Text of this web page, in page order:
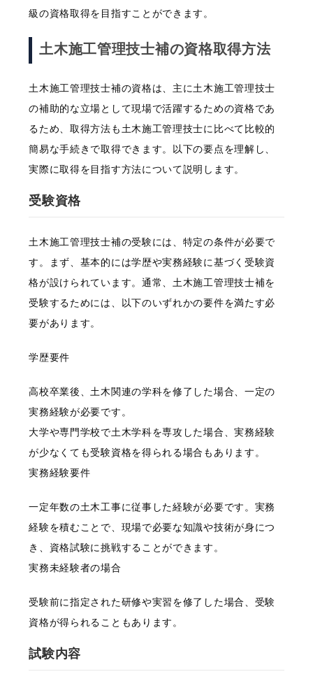
級の資格取得を目指すことができます。
土木施工管理技士補の資格取得方法
土木施工管理技士補の資格は、主に土木施工管理技士
の補助的な立場として現場で活躍するための資格であ
るため、取得方法も土木施工管理技士に比べて比較的
簡易な手続きで取得できます。以下の要点を理解し、
実際に取得を目指す方法について説明します。
受験資格
土木施工管理技士補の受験には、特定の条件が必要で
す。まず、基本的には学歴や実務経験に基づく受験資
格が設けられています。通常、土木施工管理技士補を
受験するためには、以下のいずれかの要件を満たす必
要があります。
学歴要件
高校卒業後、土木関連の学科を修了した場合、一定の
実務経験が必要です。
大学や専門学校で土木学科を専攻した場合、実務経験
が少なくても受験資格を得られる場合もあります。
実務経験要件
一定年数の土木工事に従事した経験が必要です。実務
経験を積むことで、現場で必要な知識や技術が身につ
き、資格試験に挑戦することができます。
実務未経験者の場合
受験前に指定された研修や実習を修了した場合、受験
資格が得られることもあります。
試験内容